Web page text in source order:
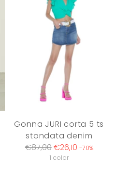
Gonna JURI corta 5 ts
stondata denim
Regular
€87,00€26,10 -70%
1 color